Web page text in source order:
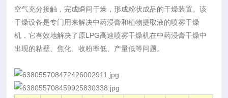
空气充分接触，完成瞬间干燥，形成粉状成品的干燥装置。该
干燥设备是专门用来解决中药浸膏和植物提取液的喷雾干燥
机，它有效地解决了原LPG高速喷雾干燥机在中药浸膏干燥中
出现的粘壁、焦化、收粉率低、产量低等问题。